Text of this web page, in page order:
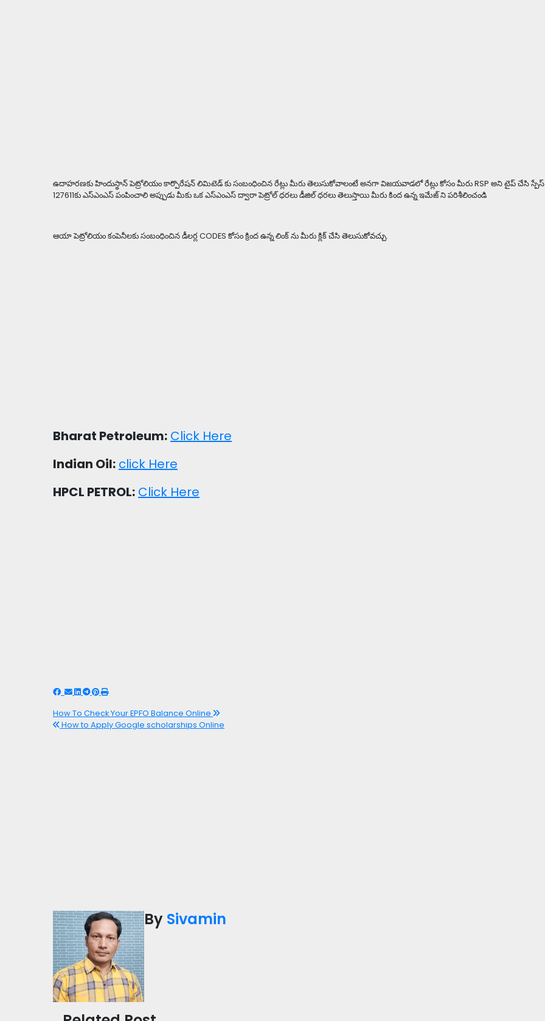
ఉదాహరణకు హిందుస్థాన్ పెట్రోలియం కార్పొరేషన్ లిమిటెడ్ కు సంబంధించిన రేట్లు మీరు తెలుసుకోవాలంటే అనగా విజయవాడలో రేట్లు కోసం మీరు RSP అని టైప్ చేసి
127611కు ఎస్ఎంఎస్ పంపించాలి అప్పుడు మీకు ఒక ఎస్ఎంఎస్ ద్వారా పెట్రోల్ ధరలు డీజిల్ ధరలు తెలుస్తాయి మీరు కింద ఉన్న ఇమేజ్ ని పరిశీలించండి
ఆయా పెట్రోలియం కంపెనీలకు సంబంధించిన డీలర్ల CODES కోసం క్రింద ఉన్న లింక్ ను మీరు క్లిక్ చేసి తెలుసుకోవచ్చు.
Bharat Petroleum: Click Here
Indian Oil: click Here
HPCL PETROL: Click Here
How To Check Your EPFO Balance Online
How to Apply Google scholarships Online
By Sivamin